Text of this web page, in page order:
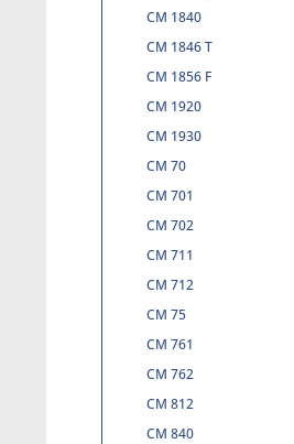
CM 1840
CM 1846 T
CM 1856 F
CM 1920
CM 1930
CM 70
CM 701
CM 702
CM 711
CM 712
CM 75
CM 761
CM 762
CM 812
CM 840